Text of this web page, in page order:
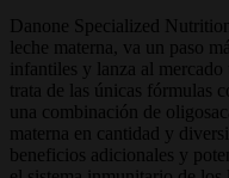
Danone Specialized
leche materna, va un paso
infantiles y lanza al
trata de las únicas fórmulas
una combinación de
materna en cantidad y
beneficios adicionales y